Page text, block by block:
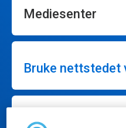
Mediesenter
Bruke nettstedet
Selskapet vårt